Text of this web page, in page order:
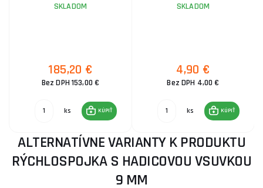
SKLADOM
185,20 €
Bez DPH 153,00 €
ks KÚPIŤ
SKLADOM
4,90 €
Bez DPH 4,00 €
ks KÚPIŤ
ALTERNATÍVNE VARIANTY K PRODUKTU
RÝCHLOSPOJKA S HADICOVOU VSUVKOU
9 MM